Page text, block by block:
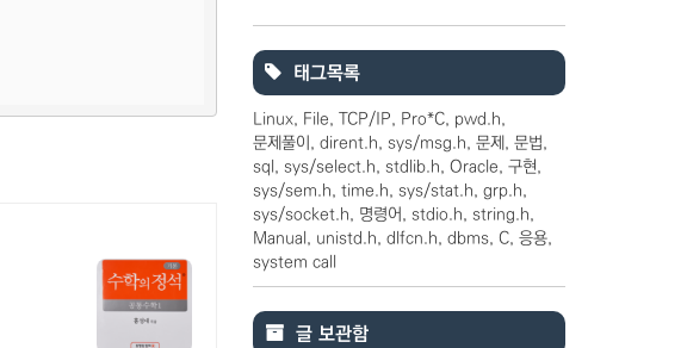
태그목록
Linux File TCP/IP Pro*C pwd.h
문제풀이
dirent.h sys/msg.h 문제
문법
sql
sys/select.h stdlib.h Oracle 구현
sys/sem.h time.h sys/stat.h grp.h
sys/socket.h
명령어 stdio.h
string.h
Manual
unistd.h dlfcn.h dbms C 응용
system call
글 보관함